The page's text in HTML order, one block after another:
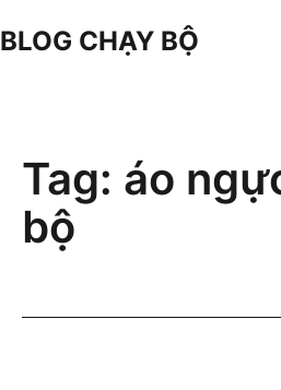
to
BLOG CHẠY BỘ
Tag: áo
bộ